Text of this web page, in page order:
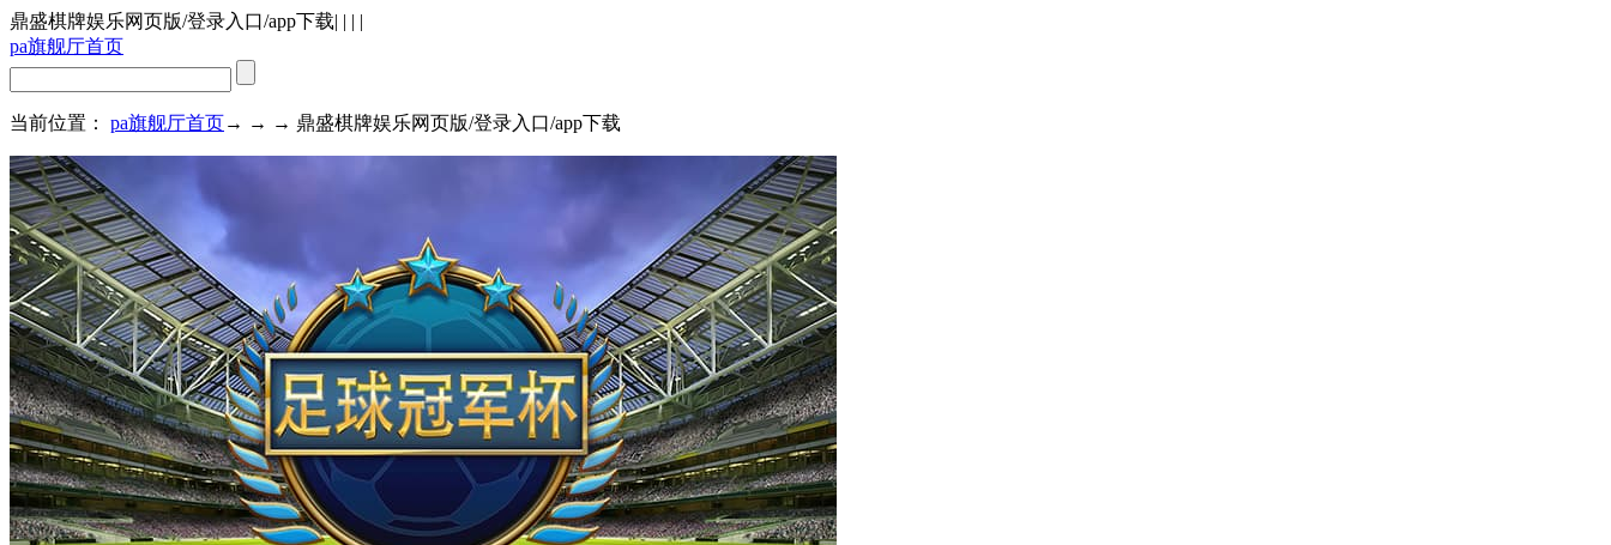
鼎盛棋牌娱乐网页版/登录入口/app下载| | | |
pa旗舰厅首页
当前位置： pa旗舰厅首页→ → → 鼎盛棋牌娱乐网页版/登录入口/app下载